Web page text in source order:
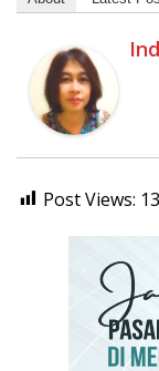
Post Views: